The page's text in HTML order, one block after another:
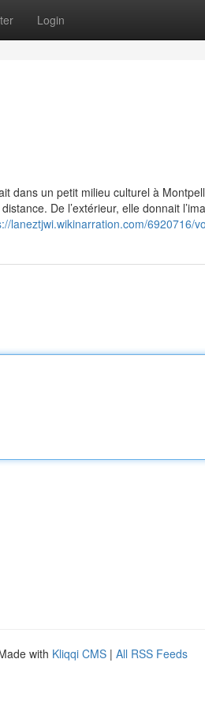
Login
dans un petit milieu culturel à
De l’extérieur, elle donnait
laneztjwi.wikinarration.com/6920716/
with Kliqqi CMS | All RSS Feeds